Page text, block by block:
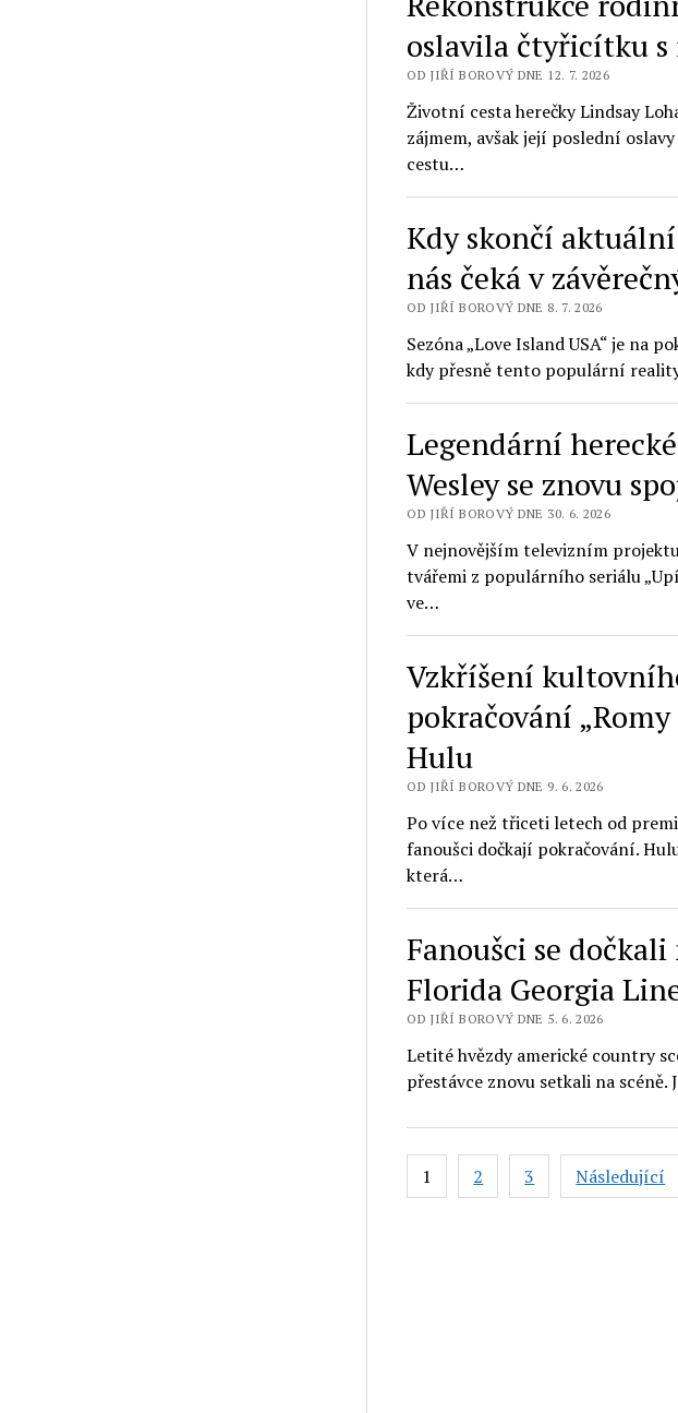
oslavila čtyřicítku
OD JIŘÍ BOROVÝ DNE 12. 7. 2026
Životní cesta herečky Lindsay
zájmem, avšak její poslední
cestu…
Kdy skončí aktuální
nás čeká v
OD JIŘÍ BOROVÝ DNE 8. 7. 2026
Sezóna „Love Island USA“ je na
kdy přesně tento populární
Legendární
Wesley se znovu
OD JIŘÍ BOROVÝ DNE 30. 6. 2026
V nejnovějším televizním
tvářemi z populárního seriálu
ve…
Vzkříšení
pokračování
Hulu
OD JIŘÍ BOROVÝ DNE 9. 6. 2026
Po více než třiceti letech od
fanoušci dočkají pokračování.
která…
Fanoušci se
Florida Georgia
OD JIŘÍ BOROVÝ DNE 5. 6. 2026
Letité hvězdy americké country
přestávce znovu setkali na
Stránkování
příspěvků
1 2 3 Následující